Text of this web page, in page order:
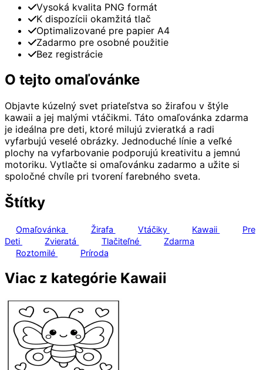
Vysoká kvalita PNG formát
K dispozícii okamžitá tlač
Optimalizované pre papier A4
Zadarmo pre osobné použitie
Bez registrácie
O tejto omaľovánke
Objavte kúzelný svet priateľstva so žirafou v štýle
kawaii a jej malými vtáčikmi. Táto omaľovánka zdarma
je ideálna pre deti, ktoré milujú zvieratká a radi
vyfarbujú veselé obrázky. Jednoduché línie a veľké
plochy na vyfarbovanie podporujú kreativitu a jemnú
motoriku. Vytlačte si omaľovánku zadarmo a užite si
spoločné chvíle pri tvorení farebného sveta.
Štítky
Omaľovánka Žirafa Vtáčiky Kawaii
Pre
Deti
Zvieratá Tlačiteľné
Zdarma
Roztomilé
Príroda
Viac z kategórie Kawaii